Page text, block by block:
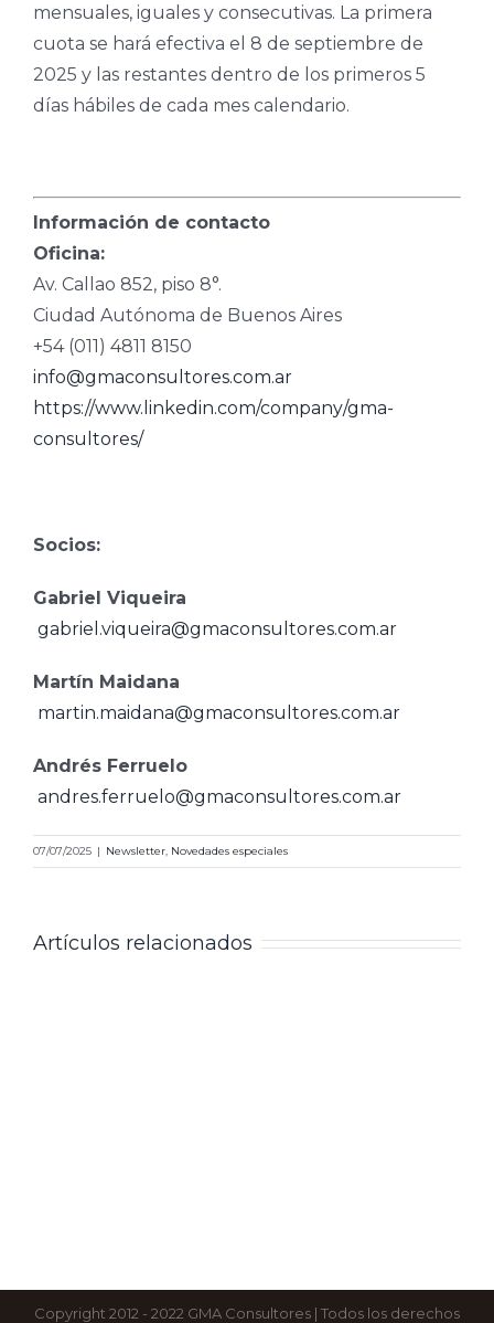
mensuales, iguales y consecutivas. La primera
cuota se hará efectiva el 8 de septiembre de
2025 y las restantes dentro de los primeros 5
días hábiles de cada mes calendario.
Información de contacto
Oficina:
Av. Callao 852, piso 8°.
Ciudad Autónoma de Buenos Aires
+54 (011) 4811 8150
info@gmaconsultores.com.ar
https://www.linkedin.com/company/gma-
consultores/
Socios:
Gabriel Viqueira
gabriel.viqueira@gmaconsultores.com.ar
Martín Maidana
martin.maidana@gmaconsultores.com.ar
Andrés Ferruelo
andres.ferruelo@gmaconsultores.com.ar
07/07/2025 | Newsletter Novedades especiales
Artículos relacionados
Copyright 2012 - 2022 GMA Consultores | Todos los derechos